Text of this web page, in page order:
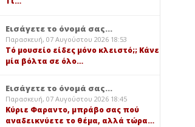
Εισάγετε το όνομά σας...
Παρασκευή, 07 Αυγούστου 2026 18:53
Τό μουσείο είδες μόνο κλειστό;; Κάνε
μία βόλτα σε όλο…
Εισάγετε το όνομά σας...
Παρασκευή, 07 Αυγούστου 2026 18:45
Κύριε Φαραντο, μπράβο σας πού
αναδεικνύετε το θέμα, αλλά τώρα…